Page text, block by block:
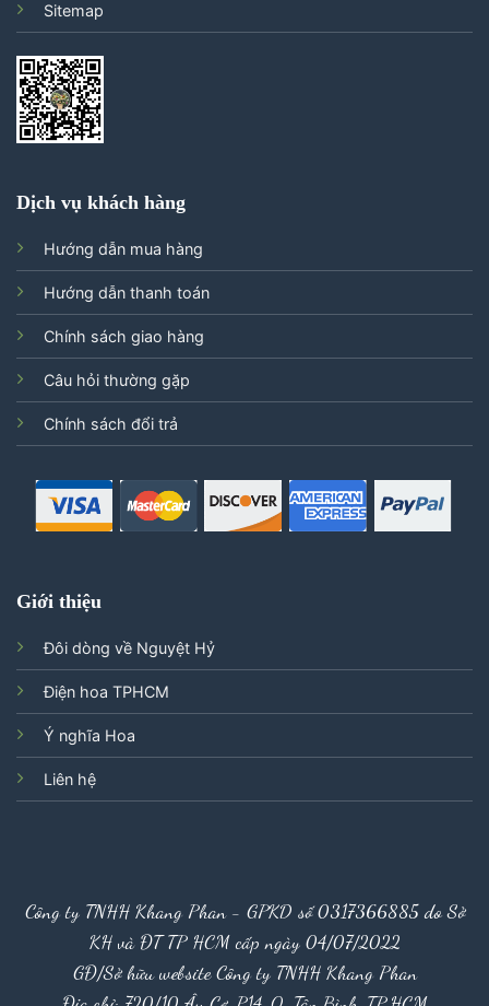
Sitemap
Dịch vụ khách hàng
Hướng dẫn mua hàng
Hướng dẫn thanh toán
Chính sách giao hàng
Câu hỏi thường gặp
Chính sách đổi trả
Giới thiệu
Đôi dòng về Nguyệt Hỷ
Điện hoa TPHCM
Ý nghĩa Hoa
Liên hệ
Công ty TNHH Khang Phan - GPKD số 0317366885 do Sở
KH và ĐT TP HCM cấp ngày 04/07/2022
GĐ/Sở hữu website Công ty TNHH Khang Phan